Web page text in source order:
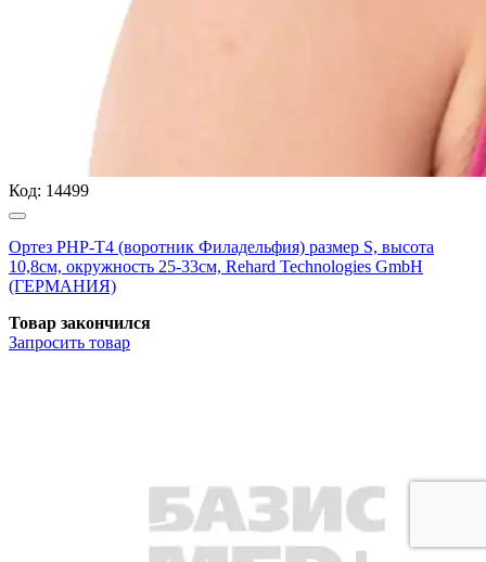
Код: 14499
Ортез РНР-Т4 (воротник Филадельфия) размер S, высота
10,8см, окружность 25-33см, Rehard Technologies GmbH
(ГЕРМАНИЯ)
Товар закончился
Запросить товар